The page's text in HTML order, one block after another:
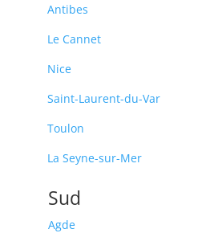
Antibes
Le Cannet
Nice
Saint-Laurent-du-Var
Toulon
La Seyne-sur-Mer
Sud
Agde